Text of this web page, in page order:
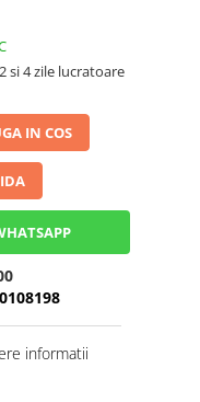
si 4 zile lucratoare
IN COS
informatii